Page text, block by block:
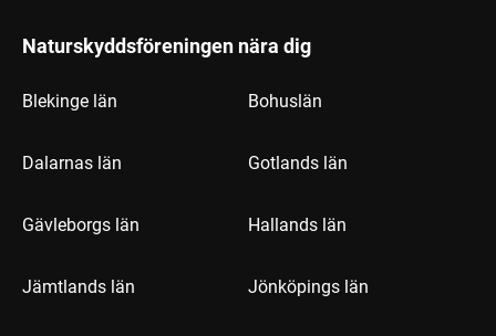
Naturskyddsföreningen nära dig
Blekinge län Bohuslän
Dalarnas län Gotlands län
Gävleborgs län Hallands län
Jämtlands län Jönköpings län